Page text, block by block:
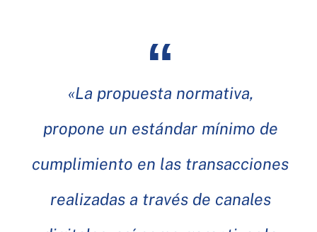
«La propuesta normativa,
propone un estándar mínimo de
cumplimiento en las transacciones
realizadas a través de canales